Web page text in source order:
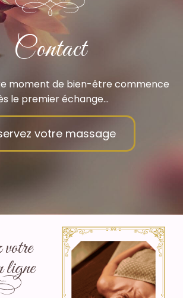
Contact
moment de bien-être commence
le premier échange…
votre massage
ligne